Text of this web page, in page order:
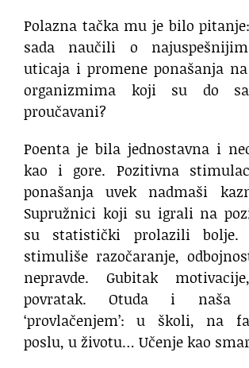
Polazna tačka mu je bilo
sada naučili o
uticaja i promene ponašanja
organizmima koji su do
proučavani?
Poenta je bila jednostavna i
kao i gore. Pozitivna
ponašanja uvek nadmaši
Supružnici koji su igrali na
su statistički prolazili bolje.
stimuliše razočaranje,
nepravde. Gubitak
povratak. Otuda i naša
‘provlačenjem’: u školi, na
poslu, u životu… Učenje kao